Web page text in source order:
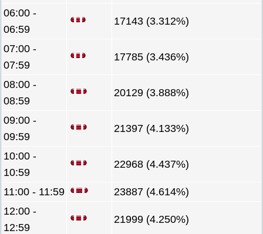
06:00 -
06:59
17143 (3.312%)
07:00 -
07:59
17785 (3.436%)
08:00 -
08:59
20129 (3.888%)
09:00 -
09:59
21397 (4.133%)
10:00 -
10:59
22968 (4.437%)
11:00 - 11:59
23887 (4.614%)
12:00 -
12:59
21999 (4.250%)